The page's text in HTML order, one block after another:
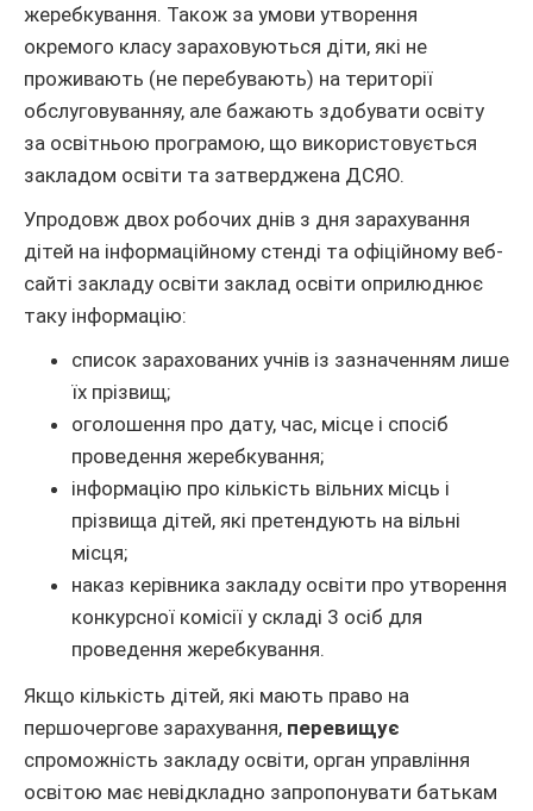
жеребкування. Також за умови утворення
окремого класу зараховуються діти, які не
проживають (не перебувають) на території
обслуговуванняу, але бажають здобувати освіту
за освітньою програмою, що використовується
закладом освіти та затверджена ДСЯО.
Упродовж двох робочих днів з дня зарахування
дітей на інформаційному стенді та офіційному веб-
сайті закладу освіти заклад освіти оприлюднює
таку інформацію:
список зарахованих учнів із зазначенням лише
їх прізвищ;
оголошення про дату, час, місце і спосіб
проведення жеребкування;
інформацію про кількість вільних місць і
прізвища дітей, які претендують на вільні
місця;
наказ керівника закладу освіти про утворення
конкурсної комісії у складі 3 осіб для
проведення жеребкування.
Якщо кількість дітей, які мають право на
першочергове зарахування, перевищує
спроможність закладу освіти, орган управління
освітою має невідкладно запропонувати батькам